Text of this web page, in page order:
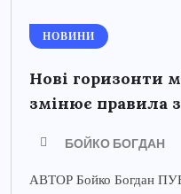
НОВИНИ
Нові горизонти
змінює правила
БОЙКО БОГДАН
АВТОР Бойко Богдан